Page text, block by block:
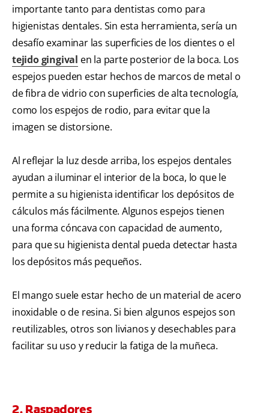
importante tanto para dentistas como para
higienistas dentales. Sin esta herramienta, sería un
desafío examinar las superficies de los dientes o el
tejido gingival en la parte posterior de la boca. Los
espejos pueden estar hechos de marcos de metal o
de fibra de vidrio con superficies de alta tecnología,
como los espejos de rodio, para evitar que la
imagen se distorsione.
Al reflejar la luz desde arriba, los espejos dentales
ayudan a iluminar el interior de la boca, lo que le
permite a su higienista identificar los depósitos de
cálculos más fácilmente. Algunos espejos tienen
una forma cóncava con capacidad de aumento,
para que su higienista dental pueda detectar hasta
los depósitos más pequeños.
El mango suele estar hecho de un material de acero
inoxidable o de resina. Si bien algunos espejos son
reutilizables, otros son livianos y desechables para
facilitar su uso y reducir la fatiga de la muñeca.
2. Raspadores